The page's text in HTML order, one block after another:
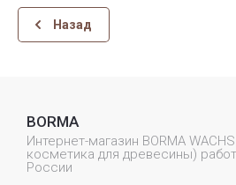
Назад
BORMA
Интернет-магазин BORMA
косметика для древесины)
России